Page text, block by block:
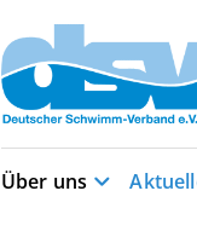
Über uns